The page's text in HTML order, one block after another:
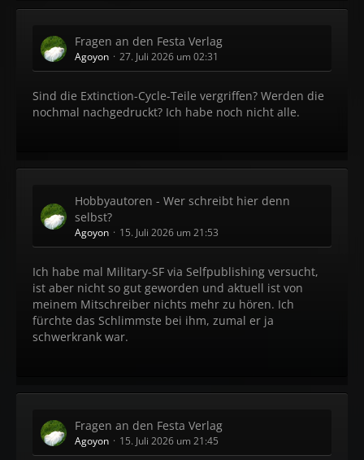
Fragen an den Festa Verlag
Agoyon 27. Juli 2026 um 02:31
Sind die Extinction-Cycle-Teile vergriffen? Werden die
nochmal nachgedruckt? Ich habe noch nicht alle.
Hobbyautoren - Wer schreibt hier denn
selbst?
Agoyon 15. Juli 2026 um 21:53
Ich habe mal Military-SF via Selfpublishing versucht,
ist aber nicht so gut geworden und aktuell ist von
meinem Mitschreiber nichts mehr zu hören. Ich
fürchte das Schlimmste bei ihm, zumal er ja
schwerkrank war.
Fragen an den Festa Verlag
Agoyon 15. Juli 2026 um 21:45